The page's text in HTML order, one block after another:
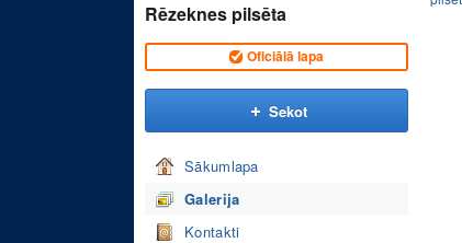
Rēzeknes pilsēta
Oficiālā lapa
Sekot
Sākumlapa
Galerija
Kontakti